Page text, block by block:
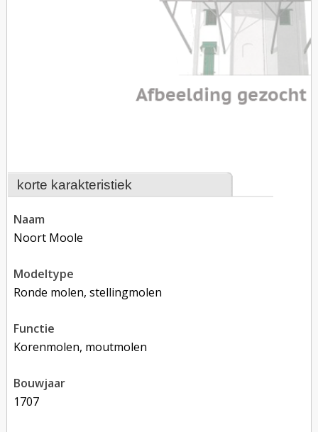
korte karakteristiek
naam
Noort Moole
modeltype
Ronde molen, stellingmolen
functie
korenmolen, moutmolen
bouwjaar
1707